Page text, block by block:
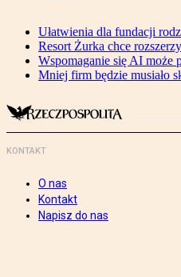
Ułatwienia dla fundacji
Resort Żurka chce
Wspomaganie się AI może
Mniej firm będzie musiało
KONTAKT
O nas
Kontakt
Napisz do nas